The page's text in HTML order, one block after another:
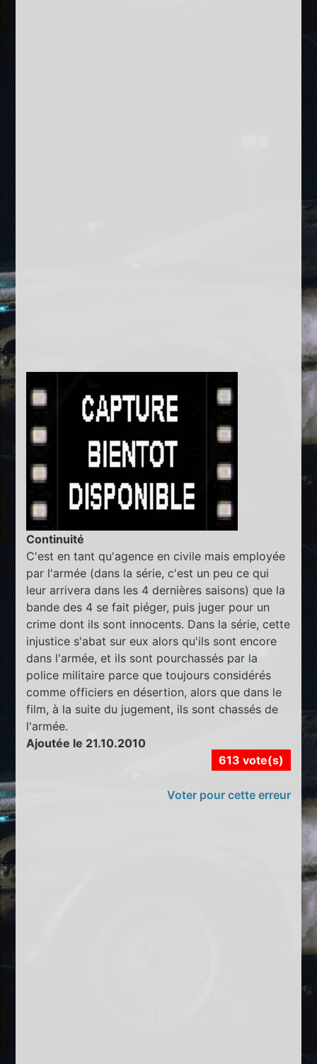
Continuité
C'est en tant qu'agence en civile mais employée
par l'armée (dans la série, c'est un peu ce qui
leur arrivera dans les 4 dernières saisons) que la
bande des 4 se fait piéger, puis juger pour un
crime dont ils sont innocents. Dans la série, cette
injustice s'abat sur eux alors qu'ils sont encore
dans l'armée, et ils sont pourchassés par la
police militaire parce que toujours considérés
comme officiers en désertion, alors que dans le
film, à la suite du jugement, ils sont chassés de
l'armée.
Ajoutée le 21.10.2010
613 vote(s)
Voter pour cette erreur